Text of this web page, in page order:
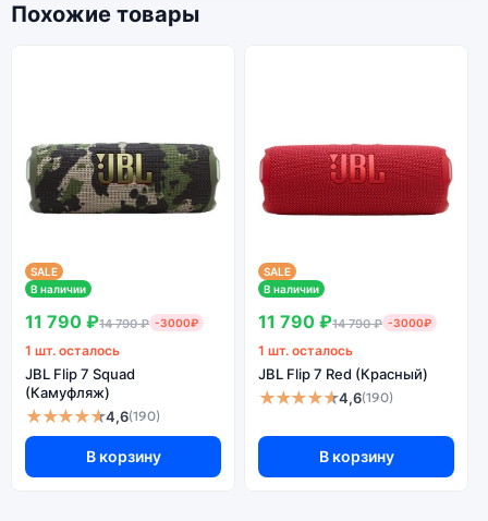
Похожие товары
SALE
В наличии
11 790 ₽14 790 ₽ -3000₽
1 шт. осталось
JBL Flip 7 Squad
(Камуфляж)
★★★★★4,6(190)
В корзину
SALE
В наличии
11 790 ₽14 790 ₽ -3000₽
1 шт. осталось
JBL Flip 7 Red (Красный)
★★★★★4,6(190)
В корзину